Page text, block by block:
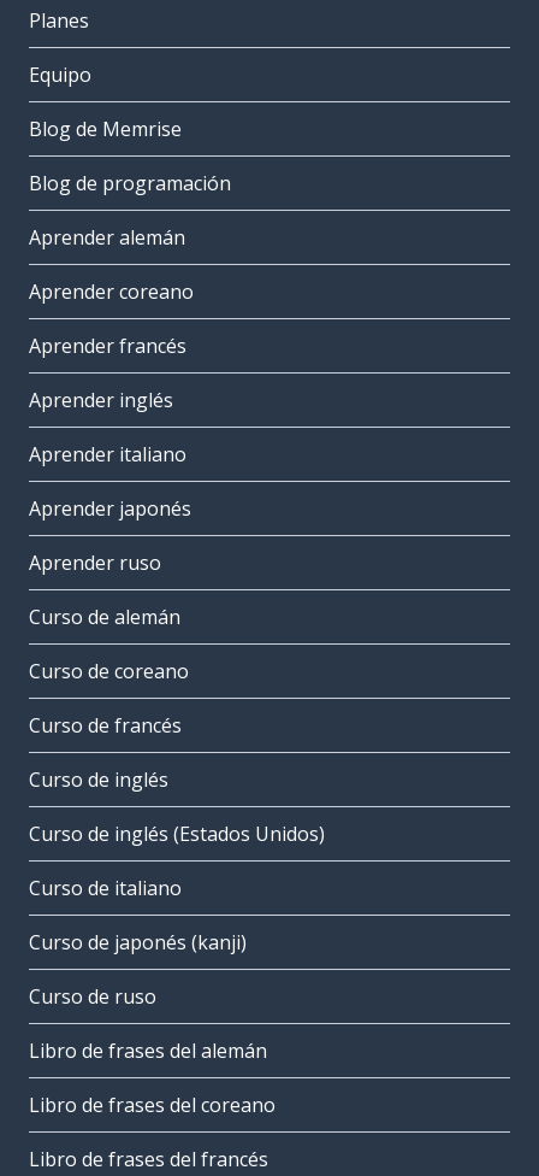
Planes
Equipo
Blog de Memrise
Blog de programación
Aprender alemán
Aprender coreano
Aprender francés
Aprender inglés
Aprender italiano
Aprender japonés
Aprender ruso
Curso de alemán
Curso de coreano
Curso de francés
Curso de inglés
Curso de inglés (Estados Unidos)
Curso de italiano
Curso de japonés (kanji)
Curso de ruso
Libro de frases del alemán
Libro de frases del coreano
Libro de frases del francés